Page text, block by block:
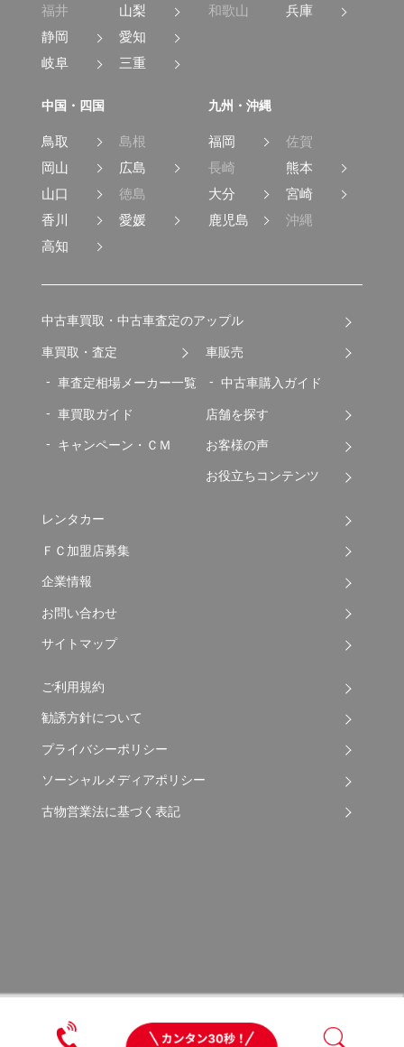
福井
山梨
静岡
愛知
岐阜
三重
和歌山
兵庫
中国・四国
鳥取
島根
岡山
広島
山口
徳島
香川
愛媛
高知
九州・沖縄
福岡
佐賀
長崎
熊本
大分
宮崎
鹿児島
沖縄
中古車買取・中古車査定のアップル
車買取・査定
車査定相場メーカー一覧
車買取ガイド
キャンペーン・ＣＭ
車販売
中古車購入ガイド
店舗を探す
お客様の声
お役立ちコンテンツ
レンタカー
ＦＣ加盟店募集
企業情報
お問い合わせ
サイトマップ
ご利用規約
勧誘方針について
プライバシーポリシー
ソーシャルメディアポリシー
古物営業法に基づく表記